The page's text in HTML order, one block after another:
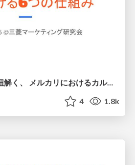
メンバー目線から紐解く、 メルカリにおけるカルチャーが浸透し続ける6つの仕組み
4 1.8k